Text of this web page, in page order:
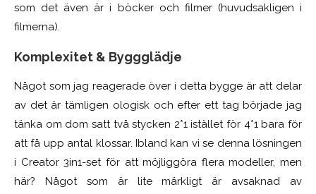
som det även är i böcker och filmer (huvudsakligen i
filmerna).
Komplexitet & Byggglädje
Något som jag reagerade över i detta bygge är att delar
av det är tämligen ologisk och efter ett tag började jag
tänka om dom satt två stycken 2*1 istället för 4*1 bara för
att få upp antal klossar. Ibland kan vi se denna lösningen
i Creator 3in1-set för att möjliggöra flera modeller, men
här? Något som är lite märkligt är avsaknad av